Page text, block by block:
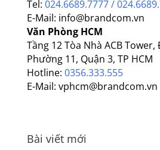
Tel: 024.6689.7777 /
E-Mail: info@brandcom.vn
Văn Phòng HCM
Tầng 12 Tòa Nhà ACB
Phường 11, Quận 3, TP HCM
Hotline: 0356.333.555
E-Mail: vphcm@brandcom.vn
Bài viết mới